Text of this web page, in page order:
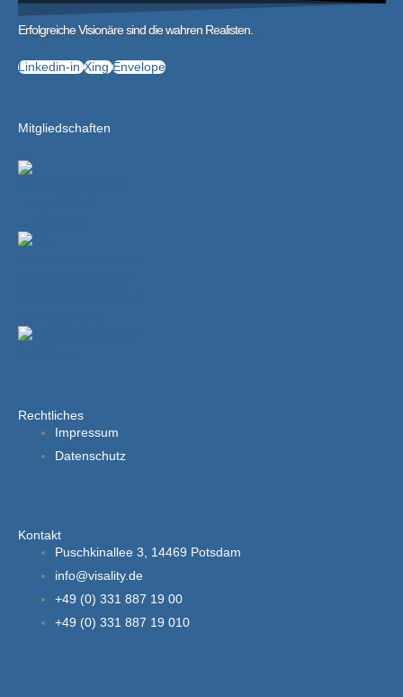
Erfolgreiche Visionäre sind die wahren Realisten.
Linkedin-in Xing Envelope
Mitgliedschaften
Rechtliches
Impressum
Datenschutz
Kontakt
Puschkinallee 3, 14469 Potsdam
info@visality.de
+49 (0) 331 887 19 00
+49 (0) 331 887 19 010